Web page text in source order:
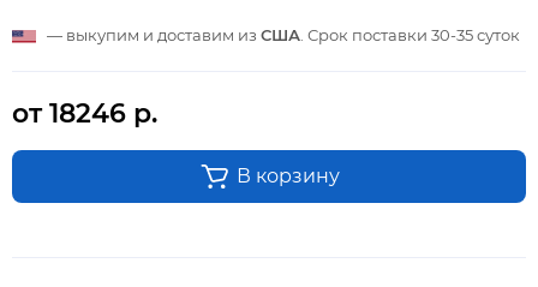
— выкупим и доставим из США . Срок поставки 30-35 суток
от 18246 р.
В корзину